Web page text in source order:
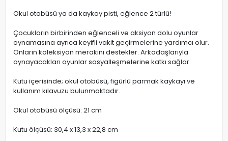
Okul otobüsü ya da kaykay pisti, eğlence 2 türlü!
Çocukların birbirinden eğlenceli ve aksiyon dolu oyunlar
oynamasına ayrıca keyifli vakit geçirmelerine yardımcı olur.
Onların koleksiyon merakını destekler. Arkadaşlarıyla
oynayacakları oyunlar sosyalleşmelerine katkı sağlar.
Kutu içerisinde; okul otobüsü, figürlü parmak kaykayı ve
kullanım kılavuzu bulunmaktadır.
Okul otobüsü ölçüsü: 21 cm
Kutu ölçüsü: 30,4 x 13,3 x 22,8 cm